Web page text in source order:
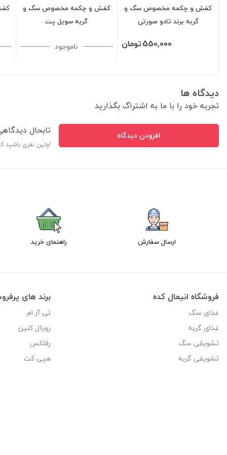
کفش و چکمه مخصوص سگ و
گربه برند تادو صورتی
550,000تومان
کفش و چکمه مخصوص سگ و
گربه سویل پت
ناموجود
دیدگاه ها
تجربه خود را با ما به اشتراگ بگذارید
افزودن دیدگاه تابحال
اولین نفری
ارسال سفارش راهنمای خرید
فروشگاه انیمال کده
غذای سگ
غذای گربه
تشویقی سگ
تشویقی گربه
برند های
تی آر ام
رویال کنین
رفلکس
هپی کت